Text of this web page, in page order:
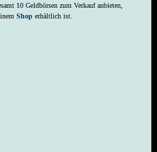
10 Geldbörsen zum Verkauf anbieten,
Shop erhältlich ist.